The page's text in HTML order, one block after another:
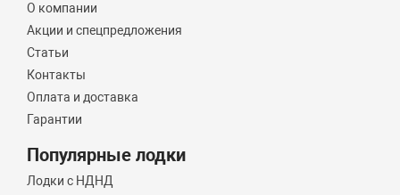
О компании
Акции и спецпредложения
Статьи
Контакты
Оплата и доставка
Гарантии
Популярные лодки
Лодки с НДНД